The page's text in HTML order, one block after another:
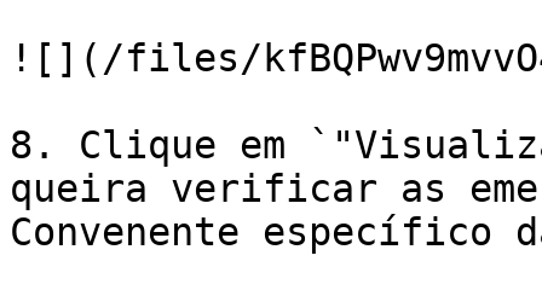
![](/files/
8. Clique em
queira verificar as
Convenente específico